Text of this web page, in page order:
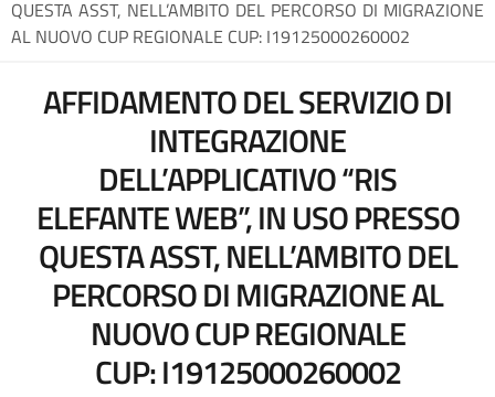
QUESTA ASST, NELL’AMBITO DEL PERCORSO DI MIGRAZIONE
AL NUOVO CUP REGIONALE CUP: I19125000260002
AFFIDAMENTO DEL SERVIZIO DI
INTEGRAZIONE
DELL’APPLICATIVO “RIS
ELEFANTE WEB”, IN USO PRESSO
QUESTA ASST, NELL’AMBITO DEL
PERCORSO DI MIGRAZIONE AL
NUOVO CUP REGIONALE
CUP: I19125000260002